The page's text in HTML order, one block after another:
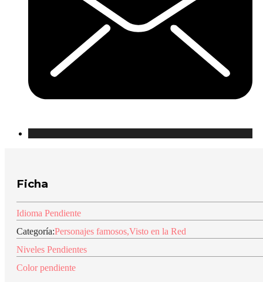
Ficha
Idioma Pendiente
Categoría:Personajes famosos,Visto en la Red
Niveles Pendientes
Color pendiente